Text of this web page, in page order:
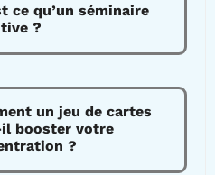
ce qu’un séminaire
?
un jeu de cartes
booster votre
?